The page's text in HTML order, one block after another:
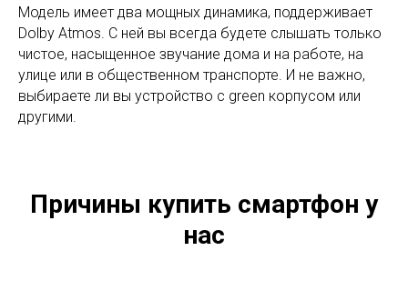
Модель имеет два мощных динамика, поддерживает
Dolby Atmos. С ней вы всегда будете слышать только
чистое, насыщенное звучание дома и на работе, на
улице или в общественном транспорте. И не важно,
выбираете ли вы устройство с green корпусом или
другими.
Причины купить смартфон у
нас